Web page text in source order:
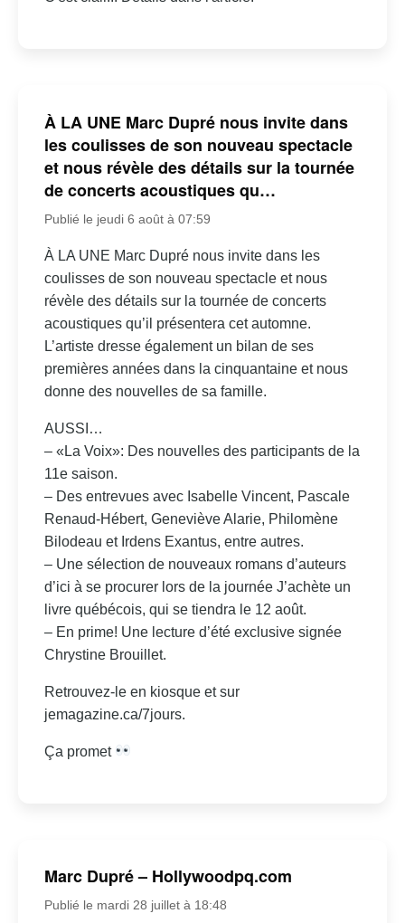
À LA UNE Marc Dupré nous invite dans
les coulisses de son nouveau spectacle
et nous révèle des détails sur la tournée
de concerts acoustiques qu…
Publié le jeudi 6 août à 07:59
À LA UNE Marc Dupré nous invite dans les
coulisses de son nouveau spectacle et nous
révèle des détails sur la tournée de concerts
acoustiques qu’il présentera cet automne.
L’artiste dresse également un bilan de ses
premières années dans la cinquantaine et nous
donne des nouvelles de sa famille.
AUSSI…
– «La Voix»: Des nouvelles des participants de la
11e saison.
– Des entrevues avec Isabelle Vincent, Pascale
Renaud-Hébert, Geneviève Alarie, Philomène
Bilodeau et Irdens Exantus, entre autres.
– Une sélection de nouveaux romans d’auteurs
d’ici à se procurer lors de la journée J’achète un
livre québécois, qui se tiendra le 12 août.
– En prime! Une lecture d’été exclusive signée
Chrystine Brouillet.
Retrouvez-le en kiosque et sur
jemagazine.ca/7jours.
Ça promet
Marc Dupré – Hollywoodpq.com
Publié le mardi 28 juillet à 18:48